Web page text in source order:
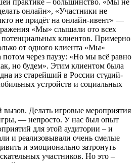
практике – большинство. «Мы не
онлайн», «Участники не
не придёт на онлайн-ивент» —
«Мы» слышали ото всех
клиентов. Примерно
от одного клиента «Мы»
через паузу: «Но мы всё равно
но будем». Этим клиентом была
из старейший в России студий-
устройств и социальных
Делать игровые мероприятия
— непросто. У нас был опыт
для этой аудитории – и
и реализовывали очень смелые
и эмоционально затронуть
участников. Но это –